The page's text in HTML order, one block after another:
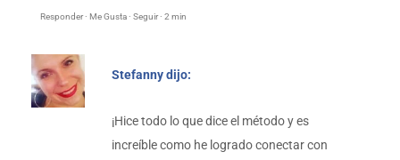
Responder · Me Gusta · Seguir · 2 min
Stefanny dijo:
¡Hice todo lo que dice el método y es
increíble como he logrado conectar con